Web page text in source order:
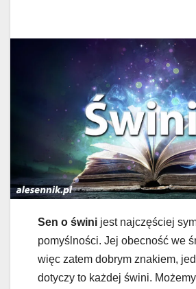
Sen o świni jest najczęściej
pomyślności. Jej obecność we
więc zatem dobrym znakiem,
dotyczy to każdej świni.